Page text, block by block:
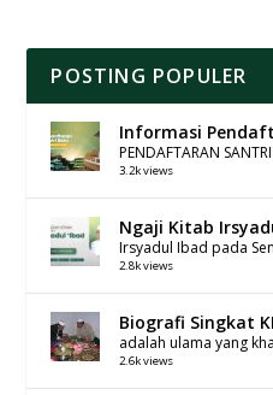
POSTING POPULER
Informasi
PENDAFTARAN
3.2k views
Ngaji Kitab
Irsyadul Ibad pada
2.8k views
Biografi Singkat
adalah ulama yang
2.6k views